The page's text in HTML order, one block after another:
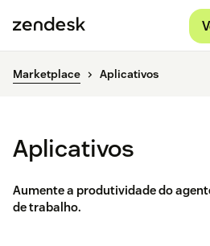
Marketplace Aplicativos
Aplicativos
Aumente a produtividade do
de trabalho.